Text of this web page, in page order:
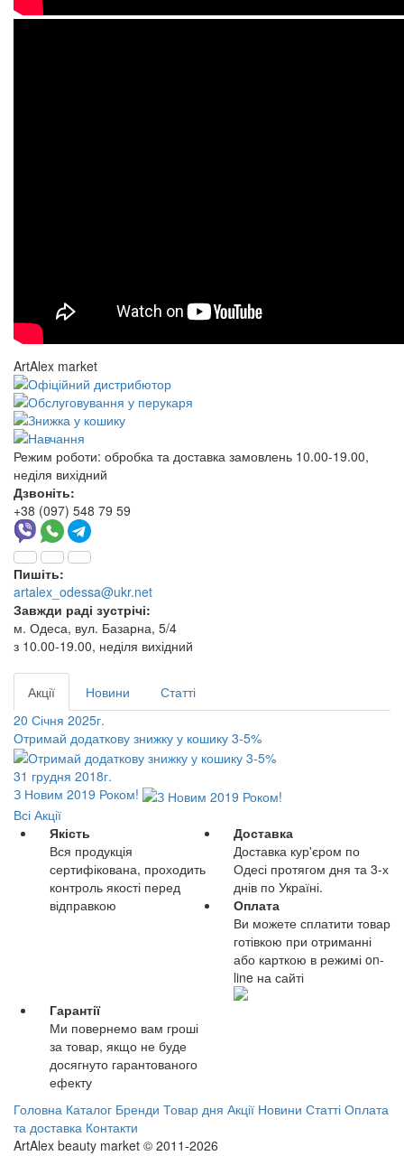
ArtAlex market
Режим роботи: обробка та доставка замовлень 10.00-19.00,
неділя вихідний
Дзвоніть:
+38 (097) 548 79 59
Пишіть:
artalex_odessa@ukr.net
Завжди раді зустрічі:
м. Одеса, вул. Базарна, 5/4
з 10.00-19.00, неділя вихідний
Акції Новини
Статті
20 Січня 2025г.
Отримай додаткову знижку у кошику 3-5%
31 грудня 2018г.
З Новим 2019 Роком!
Всі Акції
Якість
Вся продукція
сертифікована, проходить
контроль якості перед
відправкою
Доставка
Доставка кур'єром по
Одесі протягом дня та 3-х
днів по Україні.
Оплата
Ви можете сплатити товар
готівкою при отриманні
або карткою в режимі on-
line на сайті
Гарантії
Ми повернемо вам гроші
за товар, якщо не буде
досягнуто гарантованого
ефекту
Головна Каталог Бренди Товар дня Акції Новини Статті Оплата
та доставка Контакти
ArtAlex beauty market © 2011-2026